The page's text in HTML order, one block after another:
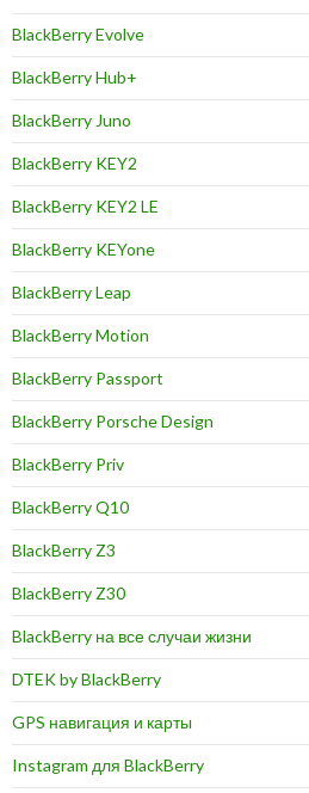
BlackBerry Evolve
BlackBerry Hub+
BlackBerry Juno
BlackBerry KEY2
BlackBerry KEY2 LE
BlackBerry KEYone
BlackBerry Leap
BlackBerry Motion
BlackBerry Passport
BlackBerry Porsche Design
BlackBerry Priv
BlackBerry Q10
BlackBerry Z3
BlackBerry Z30
BlackBerry на все случаи жизни
DTEK by BlackBerry
GPS навигация и карты
Instagram для BlackBerry